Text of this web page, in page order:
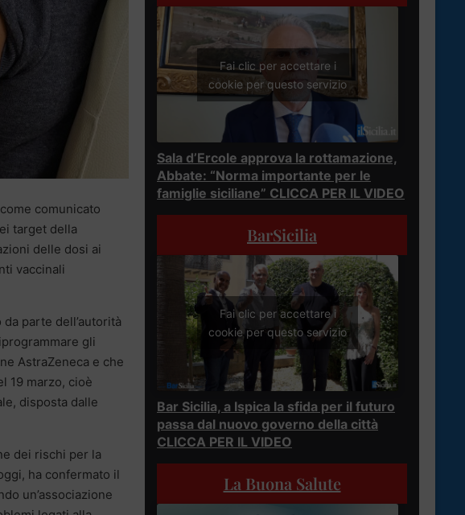
comunicato
target della
delle dosi ai
vaccinali
parte dell’autorità
gli
AstraZeneca e che
19 marzo, cioè
disposta dalle
dei rischi per la
ha confermato il
un’associazione
Fai clic per accettare i
cookie per questo servizio
Sala d’Ercole approva la rottamazione,
Abbate: “Norma importante per le
famiglie siciliane” CLICCA PER IL VIDEO
BarSicilia
Fai clic per accettare i
cookie per questo servizio
Bar Sicilia, a Ispica la sfida per il futuro
passa dal nuovo governo della città
CLICCA PER IL VIDEO
La Buona Salute